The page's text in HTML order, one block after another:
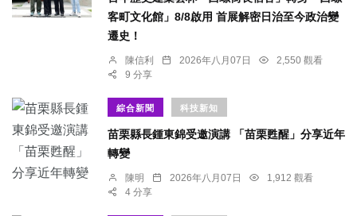
客町文化館」8/8啟用 首展解密日治至今政治變
遷史！
陳信利 2026年八月07日
2,550 觀看
9 分享
綜合新聞 科技新知
苗栗縣長鍾東錦受邀演講 「苗栗甦醒」分享近年
轉變
陳明 2026年八月07日
1,912 觀看
4 分享